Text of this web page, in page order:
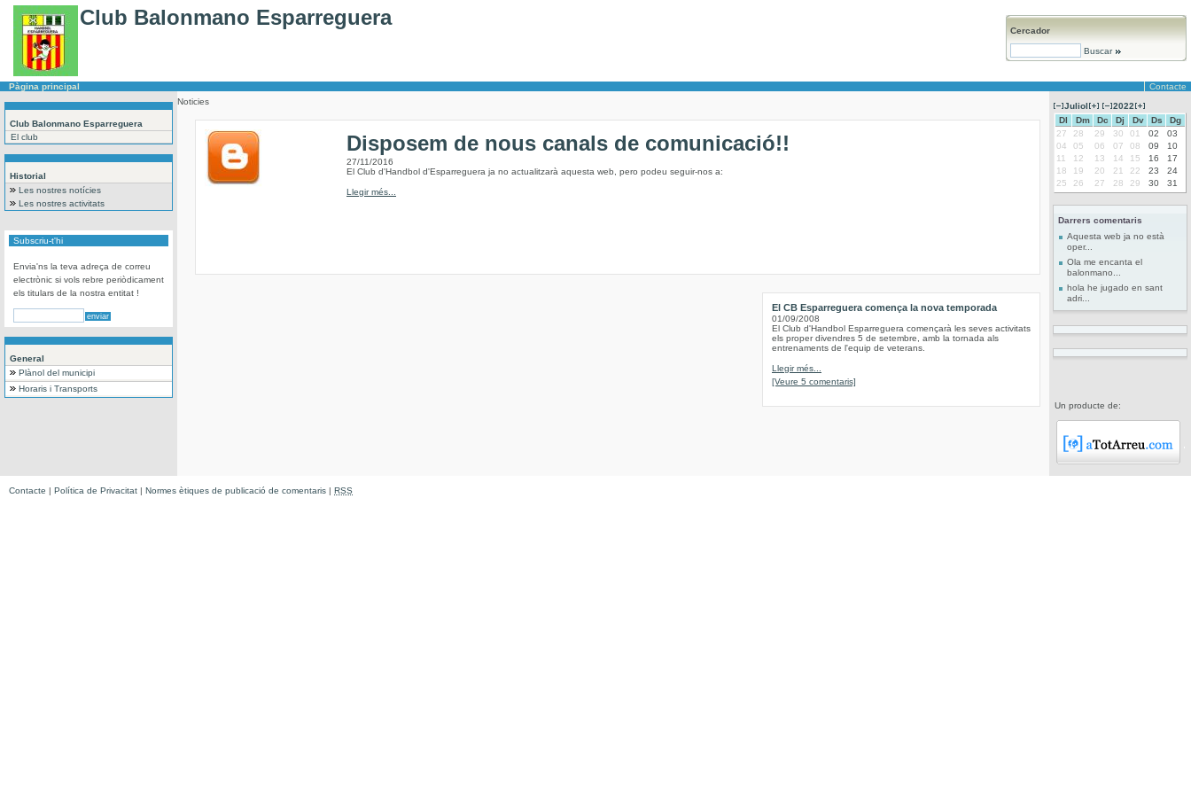
Club Balonmano Esparreguera
Cercador
Buscar
Pàgina principal Contacte
Club Balonmano Esparreguera
El club
Historial
Les nostres notícies
Les nostres activitats
Subscriu-t'hi
Envia'ns la teva adreça de correu
electrònic si vols rebre periòdicament
els titulars de la nostra entitat !
General
Plànol del municipi
Horaris i Transports
Noticies
Disposem de nous canals de comunicació!!
27/11/2016
El Club d'Handbol d'Esparreguera ja no actualitzarà aquesta web, pero podeu seguir-nos a:
Llegir més...
El CB Esparreguera comença la nova temporada
01/09/2008
El Club d'Handbol Esparreguera començarà les seves activitats
els proper divendres 5 de setembre, amb la tornada als
entrenaments de l'equip de veterans.
Llegir més...
[Veure 5 comentaris]
Juliol
2022
Dl
Dm Dc Dj Dv Ds
Dg
27
28 29 30 01 02
03
04
05 06 07 08 09
10
11
12 13 14 15 16
17
18
19 20 21 22 23
24
25
26 27 28 29 30 31
Darrers comentaris
Aquesta web ja no està
oper...
Ola me encanta el
balonmano...
hola he jugado en sant
adri...
Un producte de:
Contacte | Política de Privacitat | Normes ètiques de publicació de comentaris | RSS